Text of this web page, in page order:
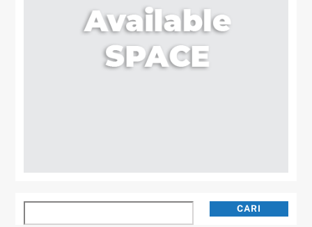
Cari CARI